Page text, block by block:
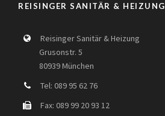
REISINGER SANITÄR & HEIZUNG
Reisinger Sanitär & Heizung
Grusonstr. 5
80939 München
Tel: 089 95 62 76
Fax: 089 99 20 93 12